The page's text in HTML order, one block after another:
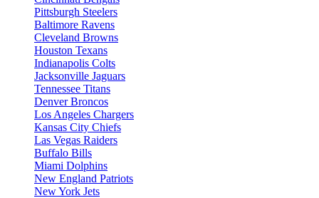
Pittsburgh Steelers
Baltimore Ravens
Cleveland Browns
Houston Texans
Indianapolis Colts
Jacksonville Jaguars
Tennessee Titans
Denver Broncos
Los Angeles Chargers
Kansas City Chiefs
Las Vegas Raiders
Buffalo Bills
Miami Dolphins
New England Patriots
New York Jets